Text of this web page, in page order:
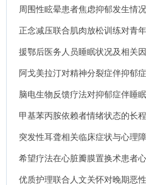
周围性眩晕患者焦虑抑郁发生情
正念减压联合肌肉放松训练对青
量影响.
援鄂后医务人员睡眠状况及相关
阿戈美拉汀对精神分裂症伴抑郁
脑电生物反馈疗法对抑郁症伴睡
SES评分的影响.
甲基苯丙胺依赖者情绪状态的长
调查.
突发性耳聋相关临床症状与心理
希望疗法在心脏瓣膜置换术患者
优质护理联合人文关怀对晚期恶